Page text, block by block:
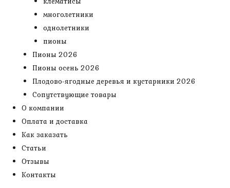
многолетники
однолетники
пионы
Пионы 2026
Пионы осень 2026
Плодово-ягодные деревья и кустарники 2026
Сопутствующие товары
О компании
Оплата и доставка
Как заказать
Статьи
Отзывы
Контакты